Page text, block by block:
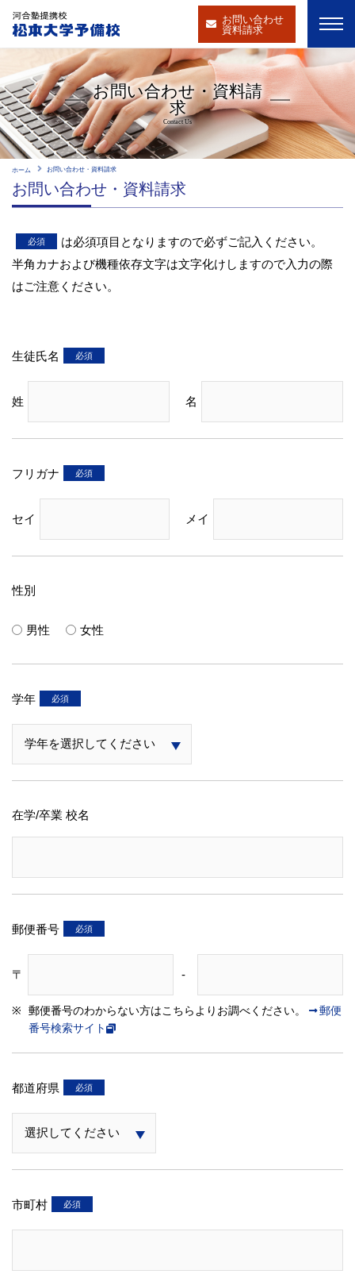
お問い合わせ
資料請求
お問い合わせ・資料請
求
Contact Us
ホーム お問い合わせ・資料請求
お問い合わせ・資料請求
は必須項目となりますので必ずご記入ください。
半角カナおよび機種依存文字は文字化けしますので入力の際
はご注意ください。
生徒氏名
姓 名
フリガナ
セイ メイ
性別
男性 女性
学年
在学/卒業 校名
郵便番号
〒 -
郵便番号のわからない方はこちらよりお調べください。
郵便
番号検索サイト
都道府県
市町村